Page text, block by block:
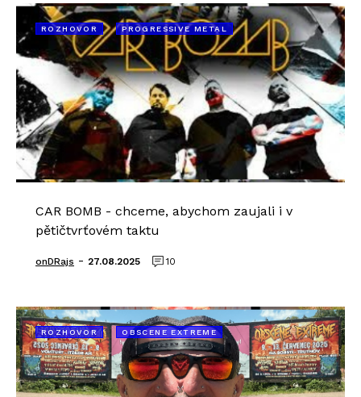
ROZHOVOR PROGRESSIVE METAL
CAR BOMB - chceme, abychom zaujali i v
pětičtvrťovém taktu
onDRajs - 27.08.2025 10
ROZHOVOR OBSCENE EXTREME